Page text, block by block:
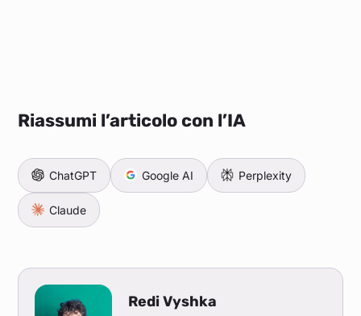
Riassumi l’articolo con l’IA
ChatGPT Google AI Perplexity
Claude
Redi Vyshka